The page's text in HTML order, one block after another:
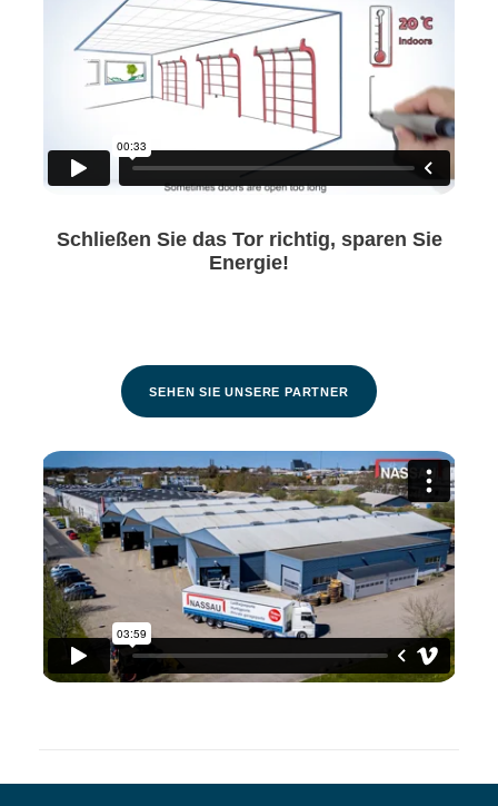
Schließen Sie das Tor richtig, sparen Sie
Energie!
SEHEN SIE UNSERE PARTNER